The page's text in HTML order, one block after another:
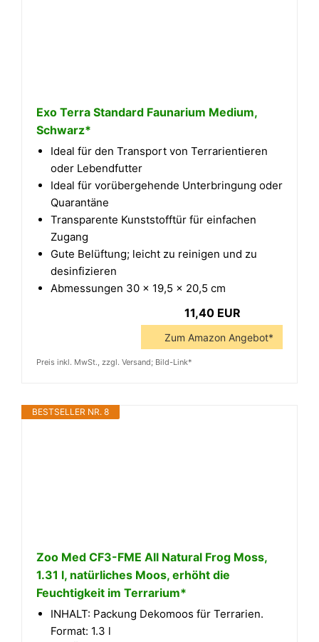
Exo Terra Standard Faunarium Medium,
Schwarz*
Ideal für den Transport von Terrarientieren
oder Lebendfutter
Ideal für vorübergehende Unterbringung oder
Quarantäne
Transparente Kunststofftür für einfachen
Zugang
Gute Belüftung; leicht zu reinigen und zu
desinfizieren
Abmessungen 30 x 19,5 x 20,5 cm
11,40 EUR
Zum Amazon Angebot*
Preis inkl. MwSt., zzgl. Versand; Bild-Link*
BESTSELLER NR. 8
Zoo Med CF3-FME All Natural Frog Moss,
1.31 l, natürliches Moos, erhöht die
Feuchtigkeit im Terrarium*
INHALT: Packung Dekomoos für Terrarien.
Format: 1.3 l